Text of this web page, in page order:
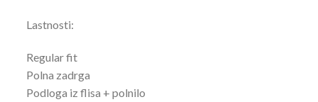
Lastnosti:
Regular fit
Polna zadrga
Podloga iz flisa + polnilo